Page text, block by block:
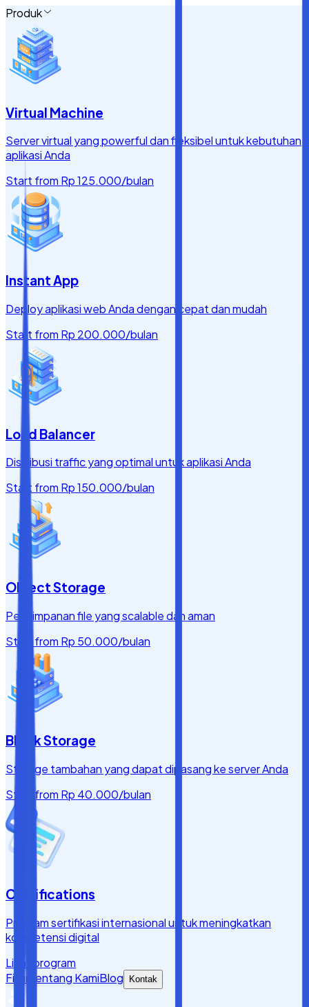
Produk
Virtual Machine
Server virtual yang powerful dan fleksibel untuk kebutuhan
aplikasi Anda
Start from Rp 125.000/bulan
Instant App
Deploy aplikasi web Anda dengan cepat dan mudah
Start from Rp 200.000/bulan
Load Balancer
Distribusi traffic yang optimal untuk aplikasi Anda
Start from Rp 150.000/bulan
Object Storage
Penyimpanan file yang scalable dan aman
Start from Rp 50.000/bulan
Block Storage
Storage tambahan yang dapat dipasang ke server Anda
Start from Rp 40.000/bulan
Certifications
Program sertifikasi internasional untuk meningkatkan
kompetensi digital
Lihat program
Fitur
Tentang KamiBlog Kontak